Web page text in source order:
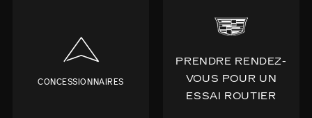
CONCESSIONNAIRES
PRENDRE RENDEZ-
VOUS POUR UN
ESSAI ROUTIER